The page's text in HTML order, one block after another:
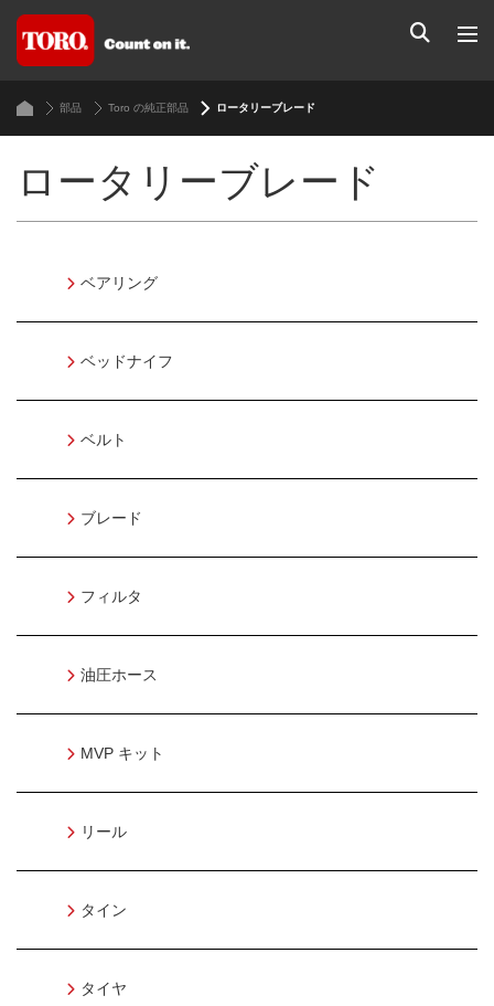
部品 Toro の純正部品 ロータリーブレード
ロータリーブレード
ベアリング
ベッドナイフ
ベルト
ブレード
フィルタ
油圧ホース
MVP キット
リール
タイン
タイヤ